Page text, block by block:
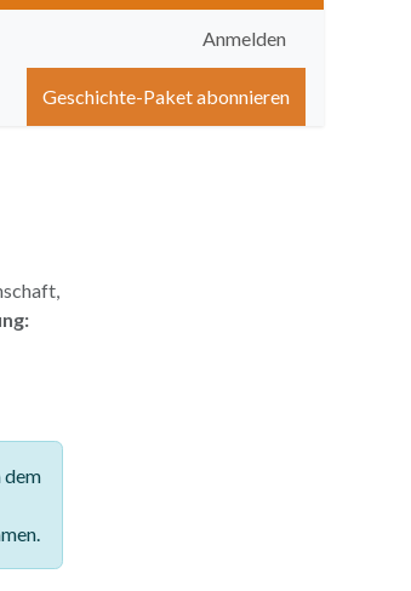
Anmelden
Hilfe
Geschichte-Paket abonnieren